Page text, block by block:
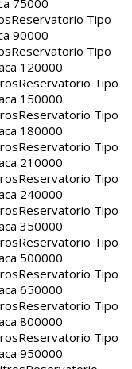
75000
Reservatorio Tipo
90000
Reservatorio Tipo
120000
Reservatorio Tipo
150000
Reservatorio Tipo
180000
Reservatorio Tipo
210000
Reservatorio Tipo
240000
Reservatorio Tipo
350000
Reservatorio Tipo
500000
Reservatorio Tipo
650000
Reservatorio Tipo
800000
Reservatorio Tipo
950000